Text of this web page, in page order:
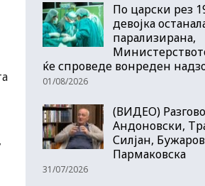
По царски рез
девојка
парализирана,
ќе спроведе вонреден
01/08/2026
(ВИДЕО)
Андоновски,
Силјан,
Пармаковска
31/07/2026